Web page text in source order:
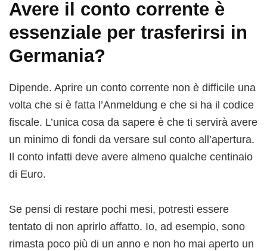
Avere il conto corrente è
essenziale per trasferirsi in
Germania?
Dipende. Aprire un conto corrente non è difficile una
volta che si è fatta l’Anmeldung e che si ha il codice
fiscale. L’unica cosa da sapere è che ti servirà avere
un minimo di fondi da versare sul conto all’apertura.
Il conto infatti deve avere almeno qualche centinaio
di Euro.
Se pensi di restare pochi mesi, potresti essere
tentato di non aprirlo affatto. Io, ad esempio, sono
rimasta poco più di un anno e non ho mai aperto un